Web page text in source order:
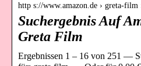
http s://www.amazon.de › greta-
Suchergebnis Auf
Greta Film
Ergebnissen 1 – 16 von 251 —